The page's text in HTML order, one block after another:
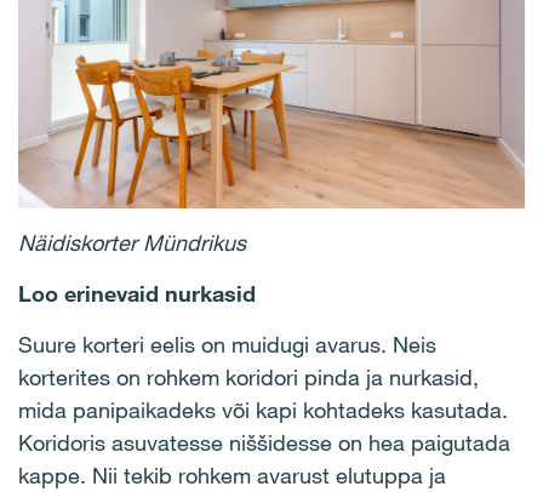
Näidiskorter Mündrikus
Loo erinevaid nurkasid
Suure korteri eelis on muidugi avarus. Neis
korterites on rohkem koridori pinda ja nurkasid,
mida panipaikadeks või kapi kohtadeks kasutada.
Koridoris asuvatesse niššidesse on hea paigutada
kappe. Nii tekib rohkem avarust elutuppa ja